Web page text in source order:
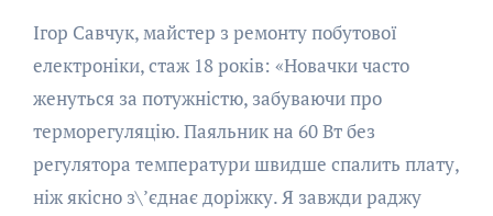
Ігор Савчук, майстер з ремонту побутової
електроніки, стаж 18 років: «Новачки часто
женуться за потужністю, забуваючи про
терморегуляцію. Паяльник на 60 Вт без
регулятора температури швидше спалить плату,
ніж якісно з\’єднає доріжку. Я завжди раджу